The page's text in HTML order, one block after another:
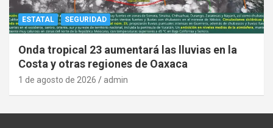
ESTATAL SEGURIDAD
Onda tropical 23 aumentará las lluvias en la
Costa y otras regiones de Oaxaca
1 de agosto de 2026 admin